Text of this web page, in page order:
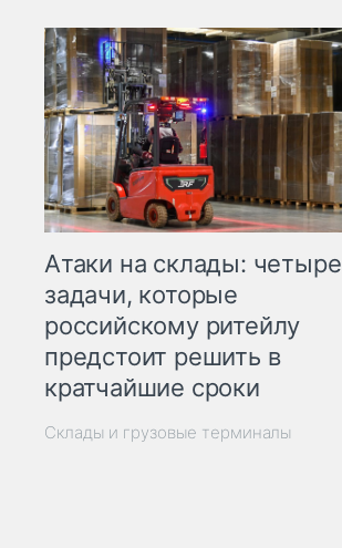
Атаки на склады: четыре
задачи, которые
российскому ритейлу
предстоит решить в
кратчайшие сроки
Склады и грузовые терминалы